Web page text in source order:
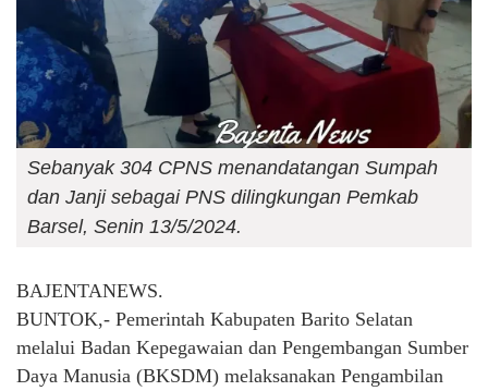
Sebanyak 304 CPNS menandatangan Sumpah
dan Janji sebagai PNS dilingkungan Pemkab
Barsel, Senin 13/5/2024.
BAJENTANEWS.
BUNTOK,- Pemerintah Kabupaten Barito Selatan
melalui Badan Kepegawaian dan Pengembangan Sumber
Daya Manusia (BKSDM) melaksanakan Pengambilan